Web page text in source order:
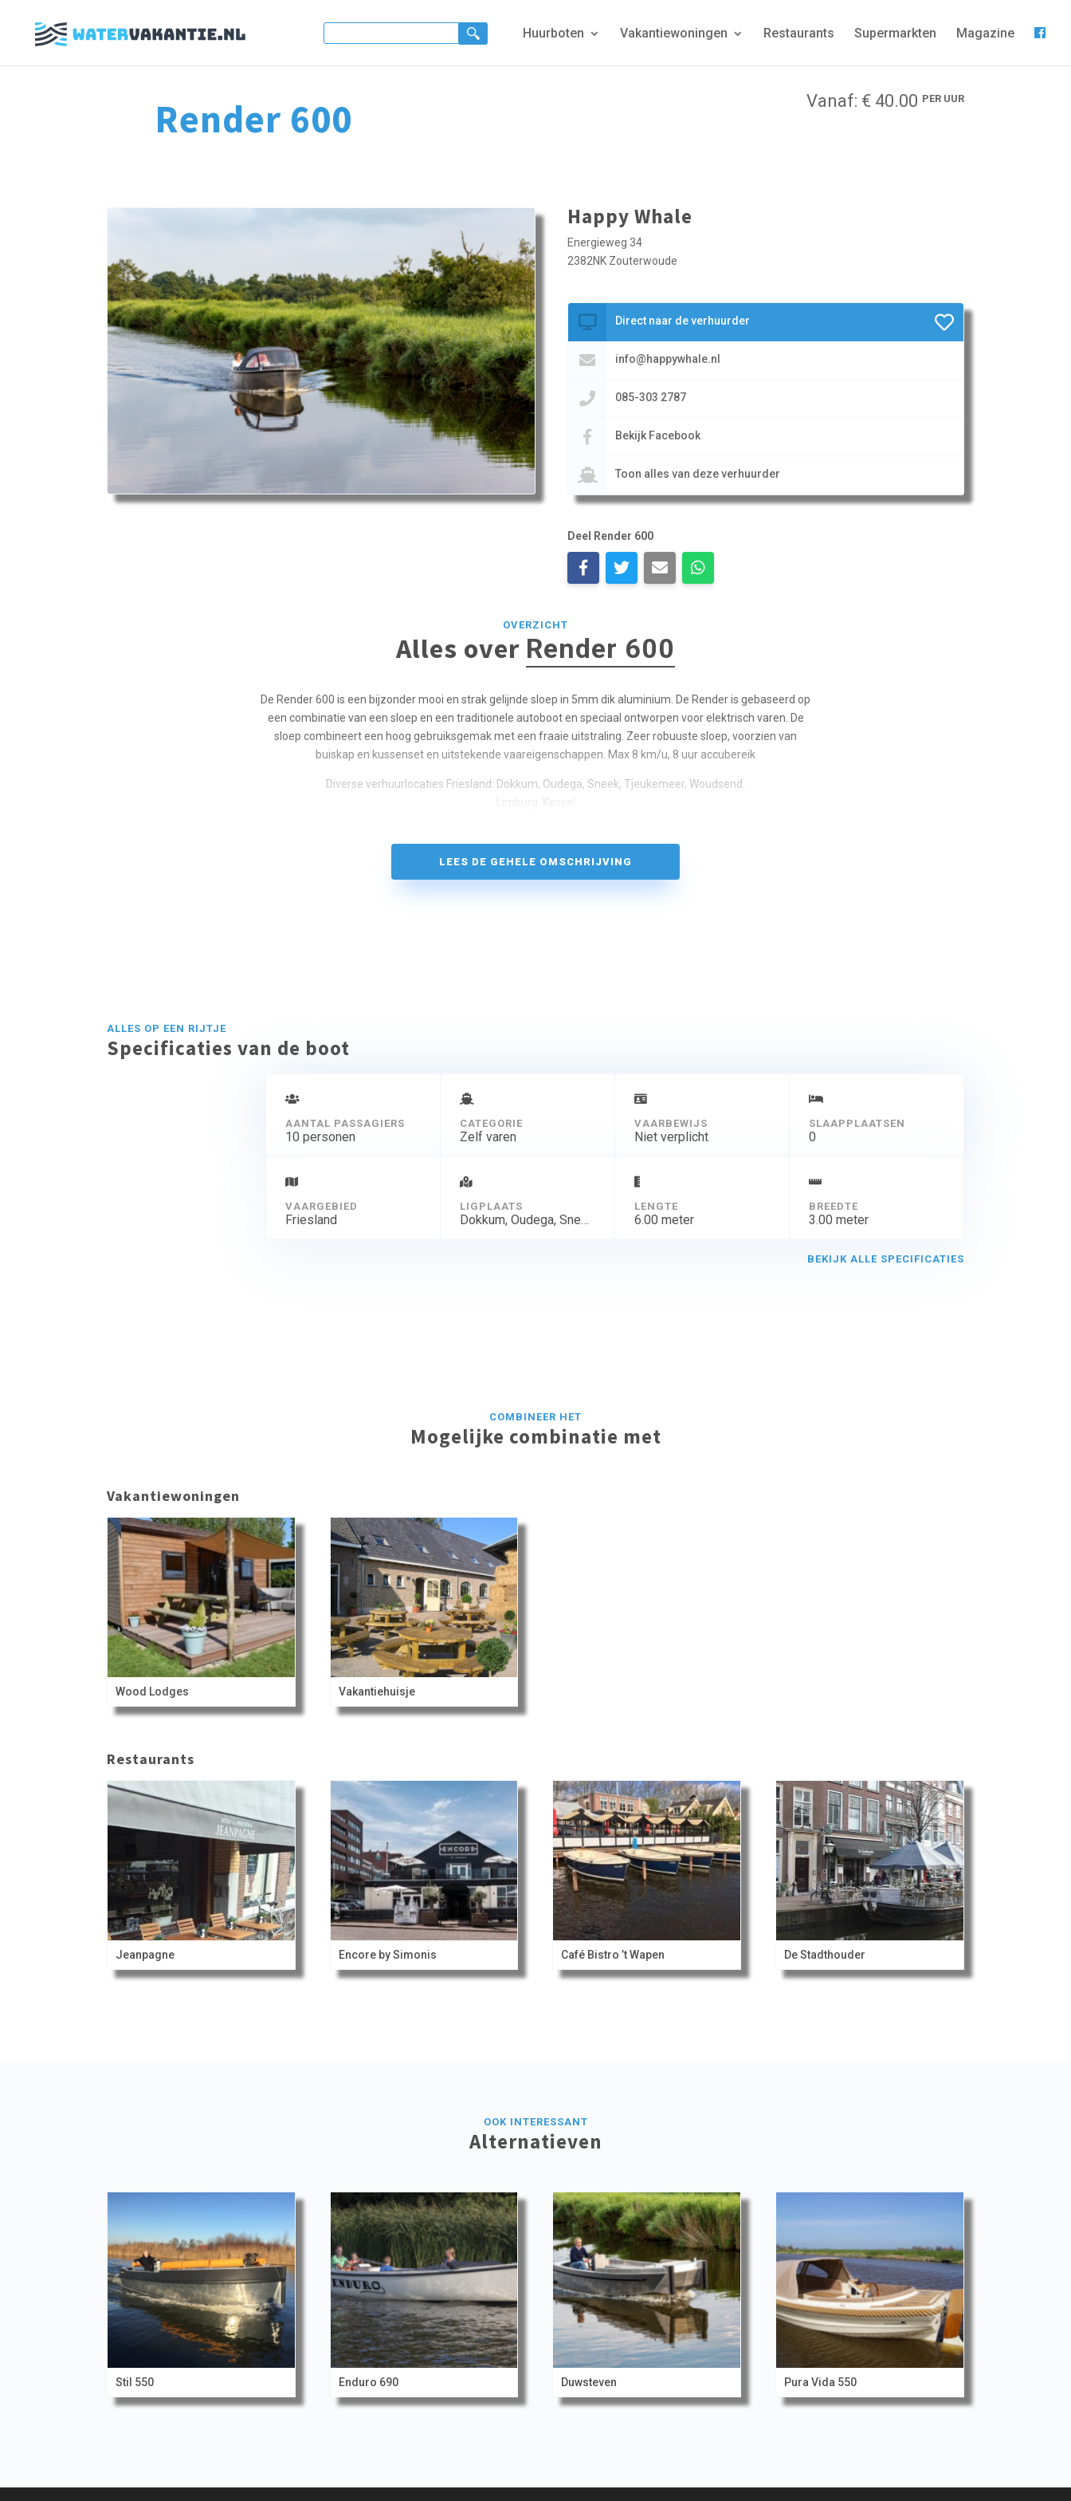
Huurboten Vakantiewoningen Restaurants Supermarkten Magazine
Render 600 Vanaf: € 40.00 PER UUR
Happy Whale
Energieweg 34
2382NK Zouterwoude
Direct naar de verhuurder
info@happywhale.nl
085-303 2787
Bekijk Facebook
Toon alles van deze verhuurder
Deel Render 600
OVERZICHT
Alles over Render 600
De Render 600 is een bijzonder mooi en strak gelijnde sloep in 5mm dik aluminium. De Render is gebaseerd op
een combinatie van een sloep en een traditionele autoboot en speciaal ontworpen voor elektrisch varen. De
sloep combineert een hoog gebruiksgemak met een fraaie uitstraling. Zeer robuuste sloep, voorzien van
buiskap en kussenset en uitstekende vaareigenschappen. Max 8 km/u, 8 uur accubereik
Diverse verhuurlocaties Friesland: Dokkum, Oudega, Sneek, Tjeukemeer, Woudsend.
Limburg: Kessel
LEES DE GEHELE OMSCHRIJVING
ALLES OP EEN RIJTJE
Specificaties van de boot
AANTAL PASSAGIERS
10 personen
CATEGORIE
Zelf varen
VAARBEWIJS
Niet verplicht
SLAAPPLAATSEN
0
VAARGEBIED
Friesland
LIGPLAATS
Dokkum, Oudega, Sneek, Tjeukemeer, Woudsend, Kessel(L)
LENGTE
6.00 meter
BREEDTE
3.00 meter
BEKIJK ALLE SPECIFICATIES
COMBINEER HET
Mogelijke combinatie met
Vakantiewoningen
Wood Lodges Vakantiehuisje
Restaurants
Jeanpagne Encore by Simonis Café Bistro ’t Wapen De Stadthouder
OOK INTERESSANT
Alternatieven
Stil 550 Enduro 690 Duwsteven Pura Vida 550